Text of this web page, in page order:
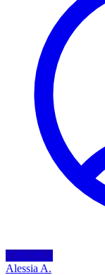
VISIONA
Alessia A.